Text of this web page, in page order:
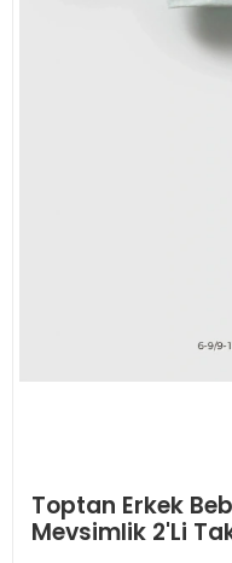
Toptan Erkek
Mevsimlik 2'Li